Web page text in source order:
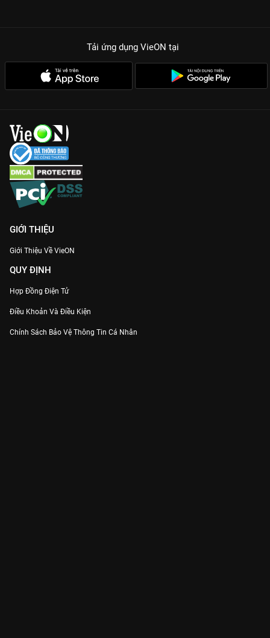
Tải ứng dụng VieON tại
GIỚI THIỆU
Giới Thiệu Về VieON
QUY ĐỊNH
Hợp Đồng Điện Tử
Điều Khoản Và Điều Kiện
Chính Sách Bảo Vệ Thông Tin Cá Nhân